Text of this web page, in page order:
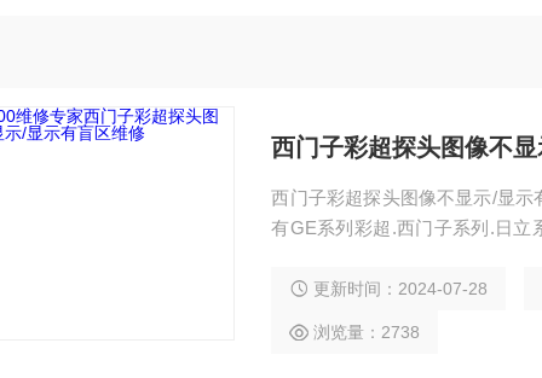
西门子彩超探头图像不
西门子彩超探头图像不显示/显
有GE系列彩超.西门子系列.日立
的情况下）48小时为您解决问
更新时间：2024-07-28
浏览量：2738